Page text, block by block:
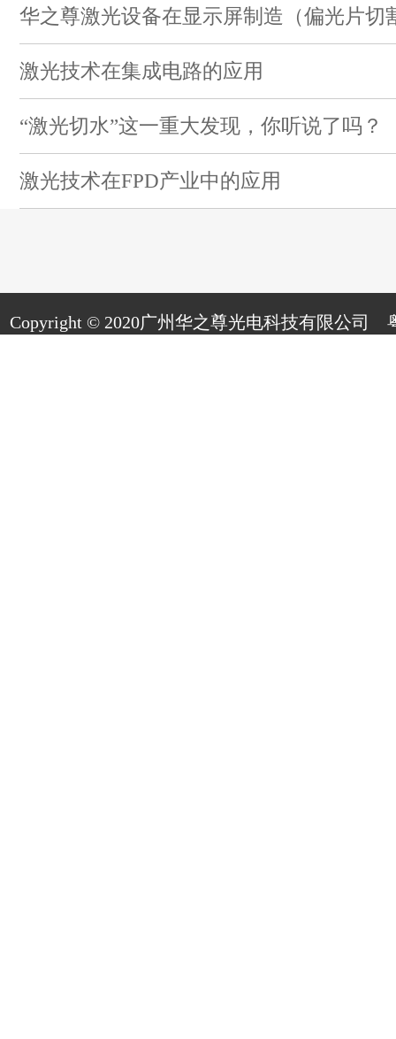
华之尊激光设备在显示屏制造（偏光片切
激光技术在集成电路的应用
“激光切水”这一重大发现，你听说了吗？
激光技术在FPD产业中的应用
Copyright © 2020广州华之尊光电科技有限公司